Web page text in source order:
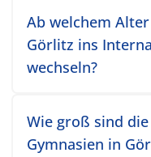
Ab welchem
Görlitz ins
wechseln?
Toggle accordion
Wie groß sind
Gymnasien in
Toggle accordion